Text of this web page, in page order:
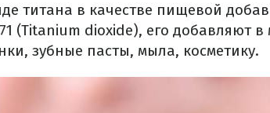
титана в качестве пищевой
(Titanium dioxide), его добавляют
зубные пасты, мыла, косметику.